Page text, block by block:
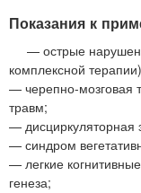
Показания к
— острые
комплексной
— черепно-мозговая
травм;
— дисциркуляторная
— синдром
— легкие
генеза;